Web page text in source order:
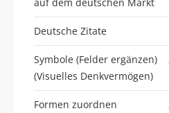
Deutsche Zitate
Symbole (Felder ergänzen)
(Visuelles Denkvermögen)
Formen zuordnen